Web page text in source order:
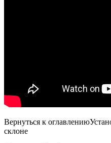
Вернуться к
склоне